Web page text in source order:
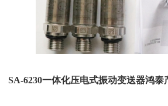
SA-6230一体化压电式振动变送器鸿泰